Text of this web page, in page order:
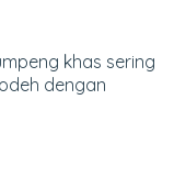
khas sering
dengan